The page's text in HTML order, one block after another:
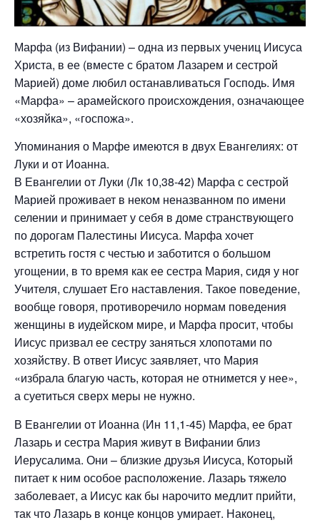
Марфа (из Вифании) – одна из первых учениц Иисуса
Христа, в ее (вместе с братом Лазарем и сестрой
Марией) доме любил останавливаться Господь. Имя
«Марфа» – арамейского происхождения, означающее
«хозяйка», «госпожа».
Упоминания о Марфе имеются в двух Евангелиях: от
Луки и от Иоанна.
В Евангелии от Луки (Лк 10,38-42) Марфа с сестрой
Марией проживает в неком неназванном по имени
селении и принимает у себя в доме странствующего
по дорогам Палестины Иисуса. Марфа хочет
встретить гостя с честью и заботится о большом
угощении, в то время как ее сестра Мария, сидя у ног
Учителя, слушает Его наставления. Такое поведение,
вообще говоря, противоречило нормам поведения
женщины в иудейском мире, и Марфа просит, чтобы
Иисус призвал ее сестру заняться хлопотами по
хозяйству. В ответ Иисус заявляет, что Мария
«избрала благую часть, которая не отнимется у нее»,
а суетиться сверх меры не нужно.
В Евангелии от Иоанна (Ин 11,1-45) Марфа, ее брат
Лазарь и сестра Мария живут в Вифании близ
Иерусалима. Они – близкие друзья Иисуса, Который
питает к ним особое расположение. Лазарь тяжело
заболевает, а Иисус как бы нарочито медлит прийти,
так что Лазарь в конце концов умирает. Наконец,